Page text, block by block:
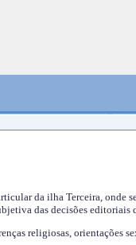
da ilha Terceira, onde
das decisões editoriais
religiosas, orientações